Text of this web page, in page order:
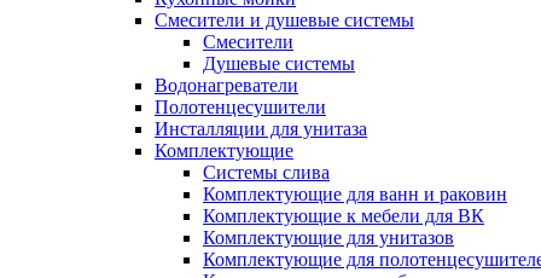
Смесители и душевые системы
Смесители
Душевые системы
Водонагреватели
Полотенцесушители
Инсталляции для унитаза
Комплектующие
Системы слива
Комплектующие для ванн и раковин
Комплектующие к мебели для ВК
Комплектующие для унитазов
Комплектующие для